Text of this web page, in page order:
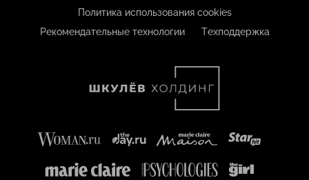
Политика использования cookies
Рекомендательные технологии
Техподдержка